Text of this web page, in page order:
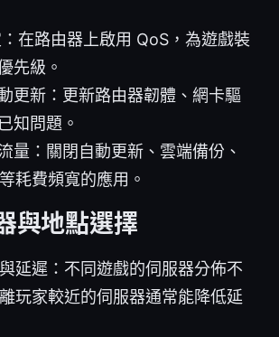
在路由器上啟用 QoS，為遊戲裝
先級。
更新：更新路由器韌體、網卡驅
知問題。
量：關閉自動更新、雲端備份、
耗費頻寬的應用。
與地點選擇
延遲：不同遊戲的伺服器分佈不
玩家較近的伺服器通常能降低延